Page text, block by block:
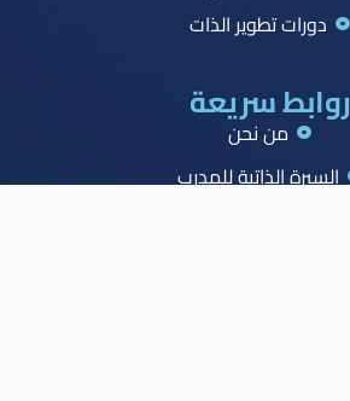
دورات تطوير الذات
روابط سريعة
من نحن
السيرة الذاتية للمدرب